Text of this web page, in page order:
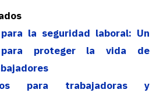
la seguridad laboral: Un
proteger la vida de
para trabajadoras y